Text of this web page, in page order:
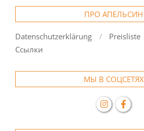
ПРО АПЕЛЬСИН
Datenschutzerklärung Preisliste
Ссылки
МЫ В СОЦСЕТЯХ